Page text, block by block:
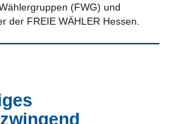
(FWG) und
der FREIE WÄHLER Hessen.